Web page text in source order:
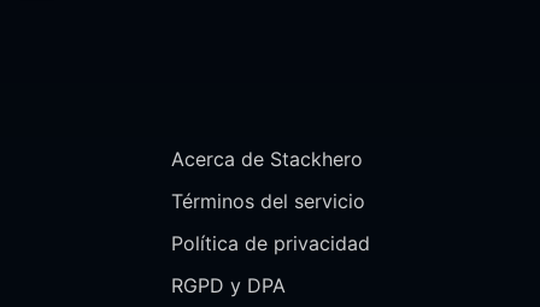
Acerca de Stackhero
Términos del servicio
Política de privacidad
RGPD y DPA